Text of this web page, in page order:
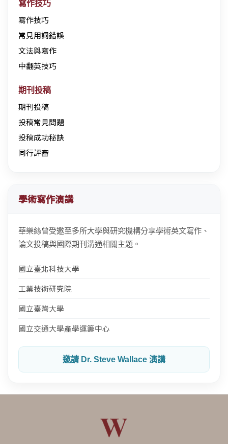
寫作技巧
寫作技巧
常見用詞錯誤
文法與寫作
中翻英技巧
期刊投稿
期刊投稿
投稿常見問題
投稿成功秘訣
同行評審
學術寫作演講
華樂絲曾受邀至多所大學與研究機構分享學術英文寫作、
論文投稿與國際期刊溝通相關主題。
國立臺北科技大學
工業技術研究院
國立臺灣大學
國立交通大學產學運籌中心
邀請 Dr. Steve Wallace 演講